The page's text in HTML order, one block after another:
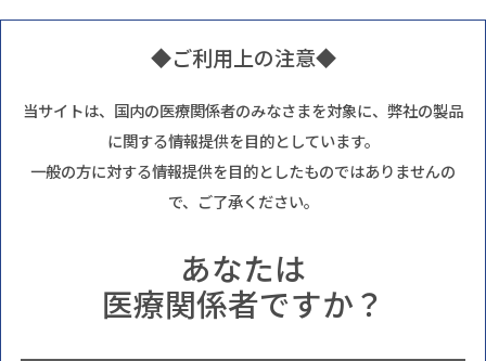
◆ご利用上の注意◆
当サイトは、国内の医療関係者のみなさまを対象に、弊社の製品
に関する情報提供を目的としています。
一般の方に対する情報提供を目的としたものではありませんの
で、ご了承ください。
あなたは
医療関係者ですか？